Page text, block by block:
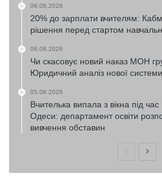
06.08.2026
20% до зарплати вчителям:
рішення перед стартом
06.08.2026
Чи скасовує новий наказ МОН
Юридичний аналіз нової
05.08.2026
Вчителька випала з вікна під
Одеси: департамент освіти
вивчення обставин
Попередня